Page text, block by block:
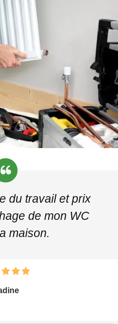
du travail et prix
de mon WC
maison.